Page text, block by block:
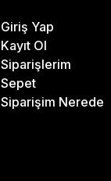
Giriş Yap
Kayıt Ol
Siparişlerim
Sepet
Siparişim Nerede